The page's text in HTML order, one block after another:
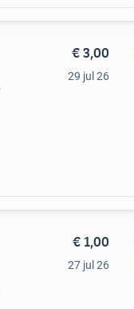
€ 3,00
29 jul 26
€ 1,00
27 jul 26